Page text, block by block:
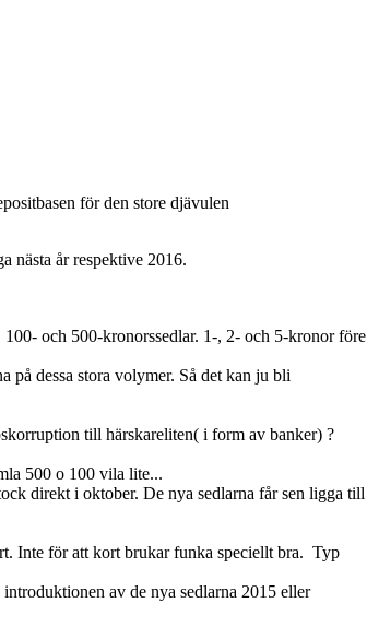
för den store djävulen
nästa år respektive 2016.
och 500-kronorssedlar. 1-, 2- och 5-kronor före
på dessa stora volymer. Så det kan ju bli
till härskareliten( i form av banker) ?
500 o 100 vila lite...
direkt i oktober. De nya sedlarna får sen ligga till
Inte för att kort brukar funka speciellt bra. Typ
av de nya sedlarna 2015 eller